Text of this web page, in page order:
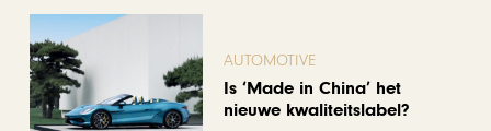
AUTOMOTIVE
Is ‘Made in China’ het
nieuwe kwaliteitslabel?